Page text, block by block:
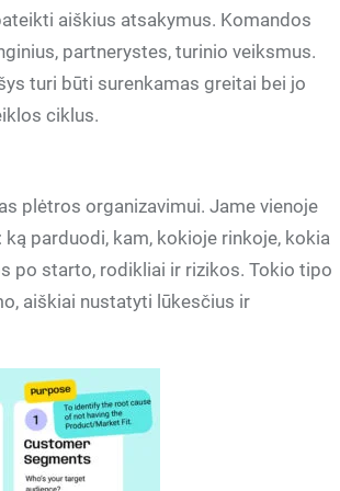
aiškius atsakymus. Komandos
partnerystes, turinio veiksmus.
turi būti surenkamas greitai bei jo
ciklus.
plėtros organizavimui. Jame vienoje
parduodi, kam, kokioje rinkoje, kokia
po starto, rodikliai ir rizikos. Tokio tipo
aiškiai nustatyti lūkesčius ir